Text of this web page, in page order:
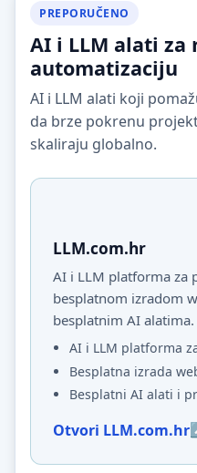
PREPORUČENO
AI i LLM alati za
automatizaciju
AI i LLM alati koji
da brze pokrenu
skaliraju globalno.
LLM.com.hr
AI i LLM platforma za
besplatnom izradom
besplatnim AI alatima.
AI i LLM platforma
Besplatna izrada
Besplatni AI alati i
Otvori LLM.com.hr